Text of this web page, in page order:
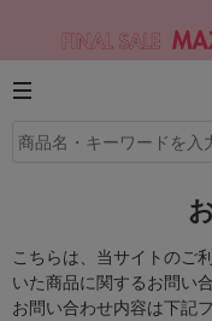
こちらは、当サイトのご
いた商品に関するお問い
お問い合わせ内容は下記